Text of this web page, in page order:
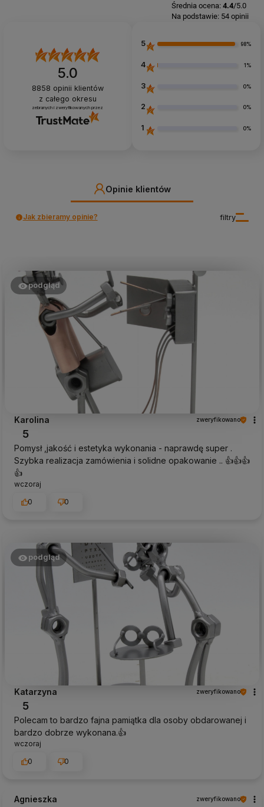
Średnia ocena: 4.4/5.0
Na podstawie: 54 opinii
5.0
8858 opinii klientów
z całego okresu
zebranych i zweryfikowanych przez
5 98%
4 1%
3 0%
2 0%
1 0%
Opinie klientów
filtry
Jak zbieramy opinie?
podgląd
Karolina zweryfikowano
5
Pomysł ,jakość i estetyka wykonania - naprawdę super .
Szybka realizacja zamówienia i solidne opakowanie .. 👍👍👍
👍
wczoraj
0
0
podgląd
Katarzyna zweryfikowano
5
Polecam to bardzo fajna pamiątka dla osoby obdarowanej i
bardzo dobrze wykonana.👍️
wczoraj
0
0
Agnieszka zweryfikowano